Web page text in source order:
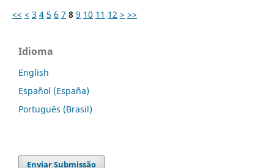
<< < 3 4 5 6 7 8 9 10 11 12 > >>
Idioma
English
Español (España)
Português (Brasil)
Enviar Submissão